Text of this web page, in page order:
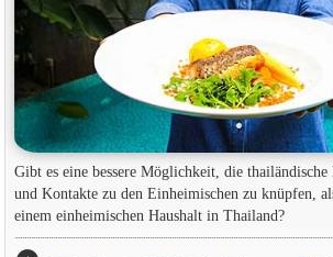
Gibt es eine bessere Möglichkeit, die thailändische
und Kontakte zu den Einheimischen zu knüpfen,
einem einheimischen Haushalt in Thailand?